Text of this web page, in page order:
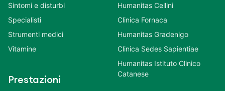
Sintomi e disturbi
Specialisti
Strumenti medici
Vitamine
Prestazioni
Humanitas Cellini
Clinica Fornaca
Humanitas Gradenigo
Clinica Sedes Sapientiae
Humanitas Istituto Clinico
Catanese